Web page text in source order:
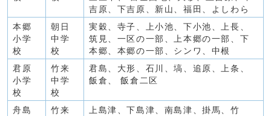
吉原、下吉原、新山、福田、よしわら
本郷
小学
校
朝日
中学
校
実穀、寺子、上小池、下小池、上長、
筑見、一区の一部、上本郷の一部、下
本郷、本郷の一部、シンワ、中根
君原
小学
校
竹来
中学
校
君島、大形、石川、塙、追原、上条、
飯倉、 飯倉二区
舟島
竹来
上島津、下島津、南島津、掛馬、竹